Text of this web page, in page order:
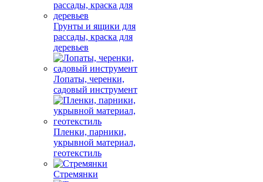
Грунты и ящики для
рассады, краска для
деревьев
Лопаты, черенки,
садовый инструмент
Пленки, парники,
укрывной материал,
геотекстиль
Стремянки